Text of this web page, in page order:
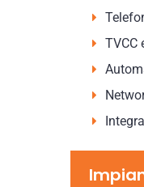
TVCC